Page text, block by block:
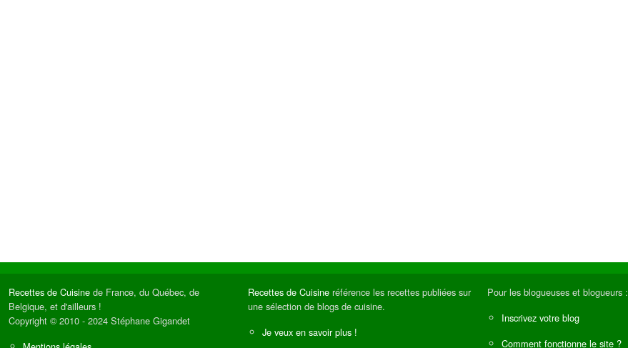
Recettes de Cuisine de France, du Québec, de
Belgique, et d'ailleurs !
Copyright © 2010 - 2024 Stéphane Gigandet
Recettes de Cuisine référence les recettes publiées sur
une sélection de blogs de cuisine.
Je veux en savoir plus !
Pour les blogueuses et blogueurs :
Inscrivez votre blog
Comment fonctionne le site ?